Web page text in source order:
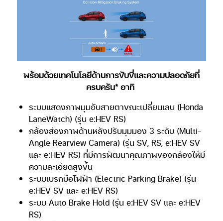
พร้อมด้วยเทคโนโลยีด้านการขับขี่และความปลอดภัยที่
ครบครัน* อาทิ
ระบบแสดงภาพมุมอับสายตาขณะเปลี่ยนเลน (Honda
LaneWatch) (รุ่น e:HEV RS)
กล้องส่องภาพด้านหลังปรับมุมมอง 3 ระดับ (Multi-
Angle Rearview Camera) (รุ่น SV, RS, e:HEV SV
และ e:HEV RS) ที่มีการพัฒนาคุณภาพของกล้องให้มี
ความละเอียดสูงขึ้น
ระบบเบรกมือไฟฟ้า (Electric Parking Brake) (รุ่น
e:HEV SV และ e:HEV RS)
ระบบ Auto Brake Hold (รุ่น e:HEV SV และ e:HEV
RS)